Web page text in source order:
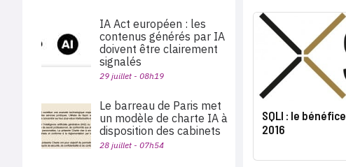
SQLI : le
2016
IA Act européen : les
contenus générés par IA
doivent être clairement
signalés
29 juillet - 08h19
Le barreau de Paris met
un modèle de charte IA à
disposition des cabinets
28 juillet - 07h54